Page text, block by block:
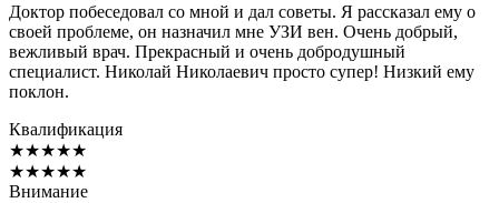
Доктор побеседовал со мной и дал советы. Я рассказал ему о
своей проблеме, он назначил мне УЗИ вен. Очень добрый,
вежливый врач. Прекрасный и очень добродушный
специалист. Николай Николаевич просто супер! Низкий ему
поклон.
Квалификация
★★★★★
★★★★★
Внимание